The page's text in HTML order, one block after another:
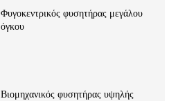
Φυγοκεντρικός φυσητήρας μεγάλου
όγκου
Βιομηχανικός φυσητήρας υψηλής